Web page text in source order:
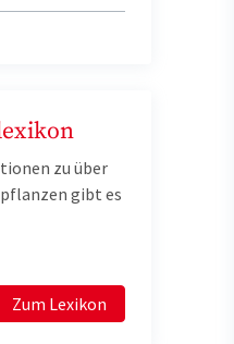
zu über
gibt es
Zum Lexikon